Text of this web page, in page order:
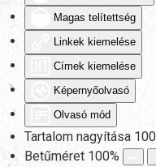
Magas telítettség
Linkek kiemelése
Címek kiemelése
Képernyőolvasó
Olvasó mód
Tartalom nagyítása 100
Betűméret 100%